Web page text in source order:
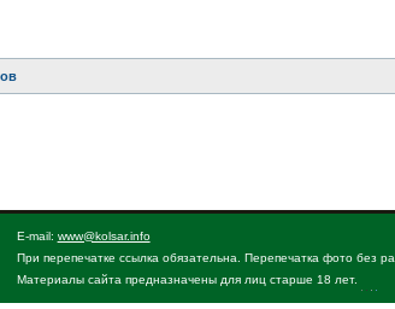
E-mail: www@kolsar.info
При перепечатке ссылка обязательна. Перепечатка фото без
Материалы сайта предназначены для лиц старше 18 лет.